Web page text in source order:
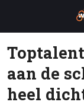
aan de
heel